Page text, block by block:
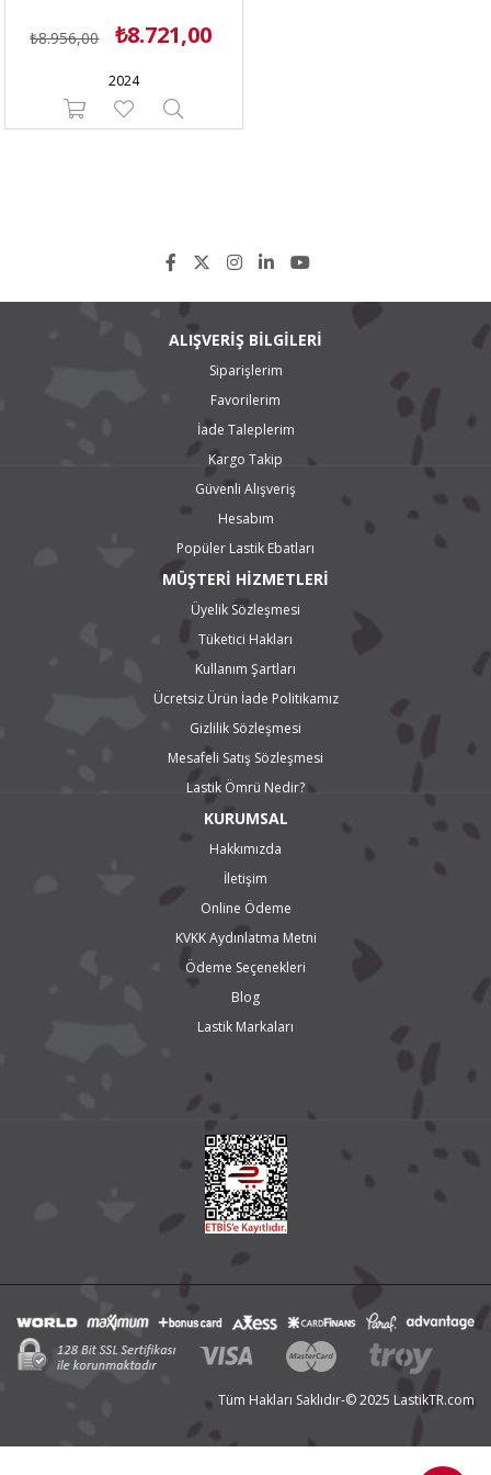
₺8.721,00
₺8.956,00
2024
ALIŞVERİŞ BİLGİLERİ
Siparişlerim
Favorilerim
İade Taleplerim
Kargo Takip
Güvenli Alışveriş
Hesabım
Popüler Lastik Ebatları
MÜŞTERİ HİZMETLERİ
Üyelik Sözleşmesi
Tüketici Hakları
Kullanım Şartları
Ücretsiz Ürün İade Politikamız
Gizlilik Sözleşmesi
Mesafeli Satış Sözleşmesi
Lastik Ömrü Nedir?
KURUMSAL
Hakkımızda
İletişim
Online Ödeme
KVKK Aydınlatma Metni
Ödeme Seçenekleri
Blog
Lastik Markaları
Tüm Hakları Saklıdır-© 2025 LastikTR.com